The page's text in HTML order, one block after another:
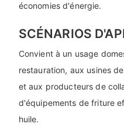
économies d'énergie.
SCÉNARIOS
Convient à un usage
restauration, aux usines
et aux producteurs de
d'équipements de friture
huile.